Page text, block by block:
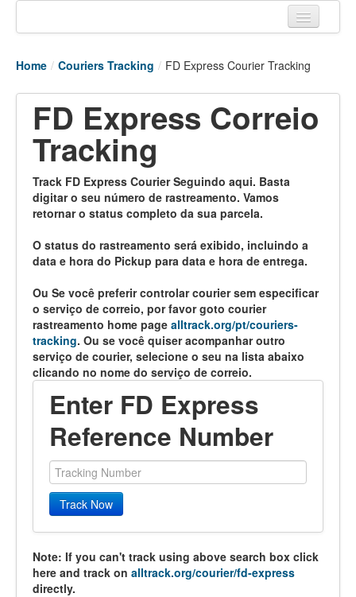
Tracking links
Couriers Tracking
Air Cargo Tracking
Vessel Tracking
Port Of Calls
Home / Couriers Tracking / FD Express Courier Tracking
FD Express Correio
Tracking
Track FD Express Courier Seguindo aqui. Basta
digitar o seu número de rastreamento. Vamos
retornar o status completo da sua parcela.
O status do rastreamento será exibido, incluindo a
data e hora do Pickup para data e hora de entrega.
Ou Se você preferir controlar courier sem especificar
o serviço de correio, por favor goto courier
rastreamento home page alltrack.org/pt/couriers-
tracking. Ou se você quiser acompanhar outro
serviço de courier, selecione o seu na lista abaixo
clicando no nome do serviço de correio.
Enter FD Express
Reference Number
Track Now
Note: If you can't track using above search box click
here and track on alltrack.org/courier/fd-express
directly.